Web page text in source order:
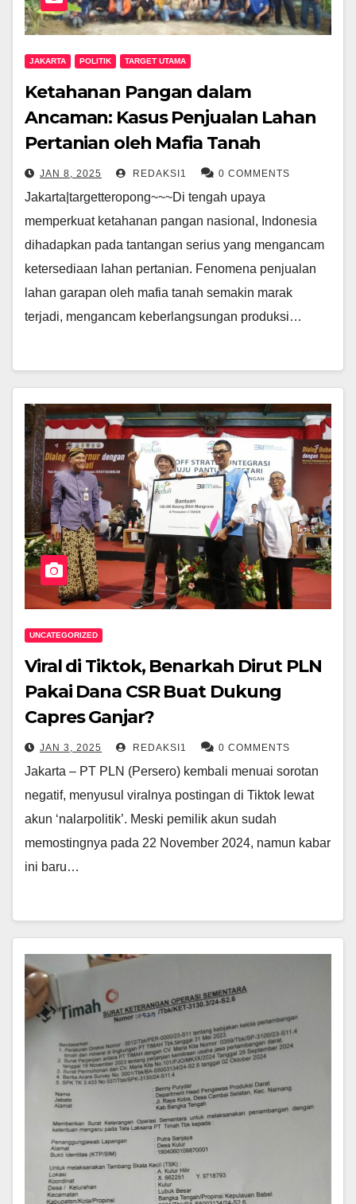
JAKARTA POLITIK TARGET UTAMA
Ketahanan Pangan dalam
Ancaman: Kasus Penjualan Lahan
Pertanian oleh Mafia Tanah
JAN 8, 2025 REDAKSI1 0 COMMENTS
Jakarta|targetteropong~~~Di tengah upaya
memperkuat ketahanan pangan nasional, Indonesia
dihadapkan pada tantangan serius yang mengancam
ketersediaan lahan pertanian. Fenomena penjualan
lahan garapan oleh mafia tanah semakin marak
terjadi, mengancam keberlangsungan produksi…
UNCATEGORIZED
Viral di Tiktok, Benarkah Dirut PLN
Pakai Dana CSR Buat Dukung
Capres Ganjar?
JAN 3, 2025 REDAKSI1 0 COMMENTS
Jakarta – PT PLN (Persero) kembali menuai sorotan
negatif, menyusul viralnya postingan di Tiktok lewat
akun ‘nalarpolitik’. Meski pemilik akun sudah
memostingnya pada 22 November 2024, namun kabar
ini baru…